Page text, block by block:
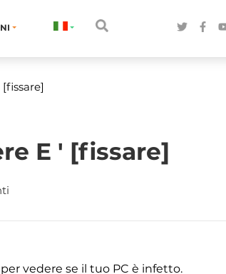
E ' [fissare]
vedere se il tuo PC è infetto.